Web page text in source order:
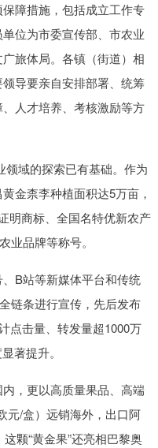
障措施，包括成立工作专
位为市委宣传部、市农业
旅体局。各镇（街道）相
导要亲自安排部署、统筹
人才培养、考核激励等方
域的探索已有基础。作为
金柰李种植面积达5万亩，
明商标、全国名特优新农产
业品牌等称号。
B站等新媒体平台和传统
链条进行宣传，先后发布
点击量、转发量超1000万
著提升。
，更以高质量果品、高端
元/盒）远销海外，出口阿
颗“黄金果”还亮相巴黎奥